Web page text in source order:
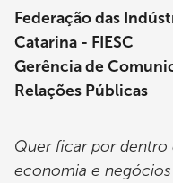
Federação das
Catarina - FIESC
Gerência de
Relações Públicas
Quer ficar por
economia e negócios